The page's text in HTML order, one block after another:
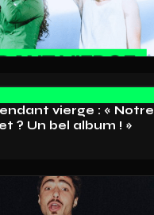
vierge : « Notre
? Un bel album ! »